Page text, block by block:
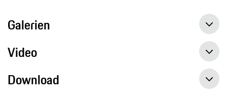
Galerien
Video
Download